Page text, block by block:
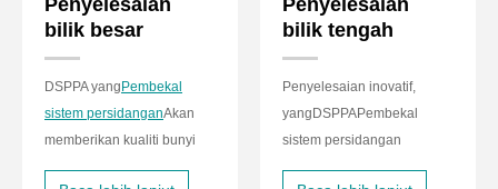
bilik besar
DSPPA yangPembekal
sistem persidanganAkan
memberikan kualiti bunyi
yang hebat, kecerdasan
bilik tengah
Penyelesaian inovatif,
yangDSPPAPembekal
sistem persidangan
menyediakan sistem yang